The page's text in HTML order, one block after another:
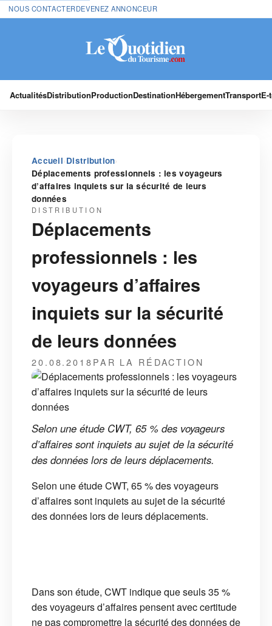
NOUS CONTACTERDEVENEZ ANNONCEUR
ActualitésDistributionProductionDestinationHébergementTransport
Accueil›Distribution›
Déplacements professionnels : les voyageurs
d’affaires inquiets sur la sécurité de leurs
données
DISTRIBUTION
Déplacements
professionnels : les
voyageurs d’affaires
inquiets sur la sécurité
de leurs données
20.08.2018PAR LA RÉDACTION
Selon une étude CWT, 65 % des voyageurs
d’affaires sont inquiets au sujet de la sécurité
des données lors de leurs déplacements.
Selon une étude CWT, 65 % des voyageurs
d’affaires sont inquiets au sujet de la sécurité
des données lors de leurs déplacements.
Dans son étude, CWT indique que seuls 35 %
des voyageurs d’affaires pensent avec certitude
ne pas compromettre la sécurité des données de